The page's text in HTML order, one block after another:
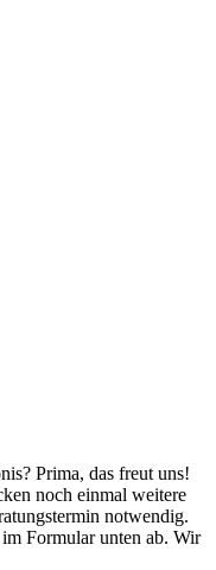
Prima, das freut uns!
noch einmal weitere
notwendig.
Formular unten ab. Wir